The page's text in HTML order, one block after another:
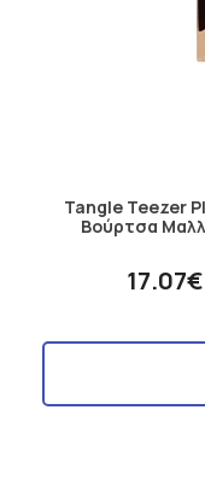
Tangle Teezer
Βούρτσα
17.07€